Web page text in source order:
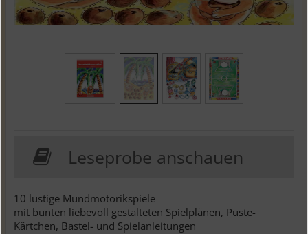
Leseprobe anschauen
10 lustige Mundmotorikspiele
mit bunten liebevoll gestalteten Spielplänen, Puste-
Kärtchen, Bastel- und Spielanleitungen